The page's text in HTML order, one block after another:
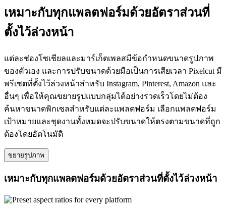
เหมาะกับทุกแพลตฟอร์มด้วยอัตราส่วนที่
ตั้งไว้ล่วงหน้า
แต่ละช่องโซเชียลและมาร์เก็ตเพลสมีข้อกำหนดขนาดรูปภาพ
ของตัวเอง และการปรับขนาดด้วยมือเป็นการเสียเวลา Pixelcut มี
พรีเซตที่ตั้งไว้ล่วงหน้าสำหรับ Instagram, Pinterest, Amazon และ
อื่นๆ เพื่อให้คุณขยายรูปแบบกลุ่มได้อย่างรวดเร็วโดยไม่ต้อง
ค้นหาขนาดพิกเซลสำหรับแต่ละแพลตฟอร์ม เลือกแพลตฟอร์ม
เป้าหมายและชุดงานทั้งหมดจะปรับขนาดให้ตรงตามขนาดที่ถูก
ต้องโดยอัตโนมัติ
ขยายรูปภาพ
เหมาะกับทุกแพลตฟอร์มด้วยอัตราส่วนที่ตั้งไว้ล่วงหน้า